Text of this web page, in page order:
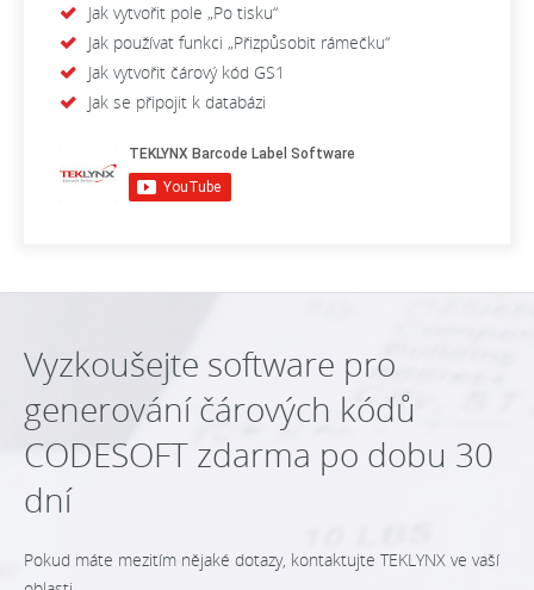
Jak vytvořit pole „Po tisku“
Jak používat funkci „Přizpůsobit rámečku“
Jak vytvořit čárový kód GS1
Jak se připojit k databázi
Vyzkoušejte software pro
generování čárových kódů
CODESOFT zdarma po dobu 30
dní
Pokud máte mezitím nějaké dotazy, kontaktujte TEKLYNX ve vaší